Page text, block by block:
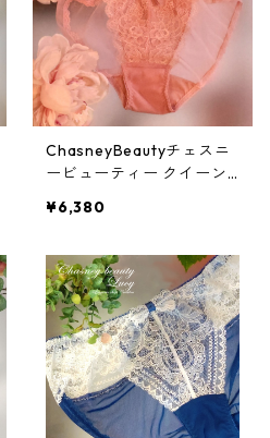
ChasneyBeautyチェスニ
ービューティー クイーン
ーズ)：al313012ar
¥6,380